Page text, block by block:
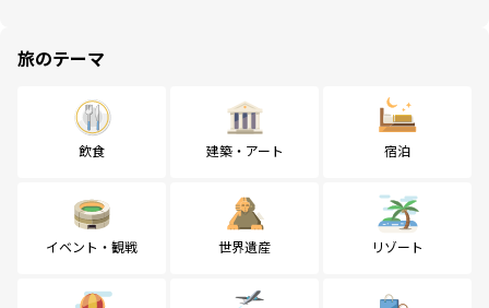
旅のテーマ
飲食 建築・アート 宿泊
イベント・観戦 世界遺産 リゾート